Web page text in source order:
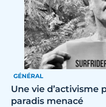
GÉNÉRAL
Une vie d’activisme
paradis menacé